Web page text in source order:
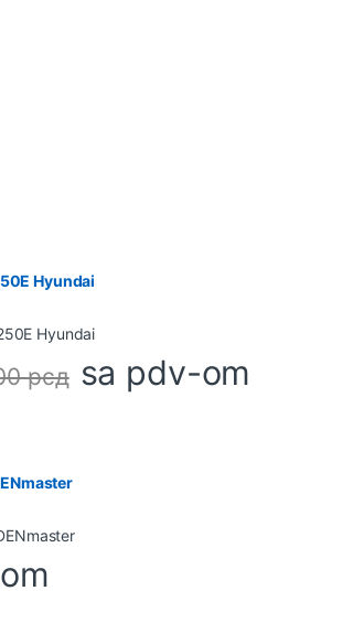
Hyundai
рсд sa pdv-om